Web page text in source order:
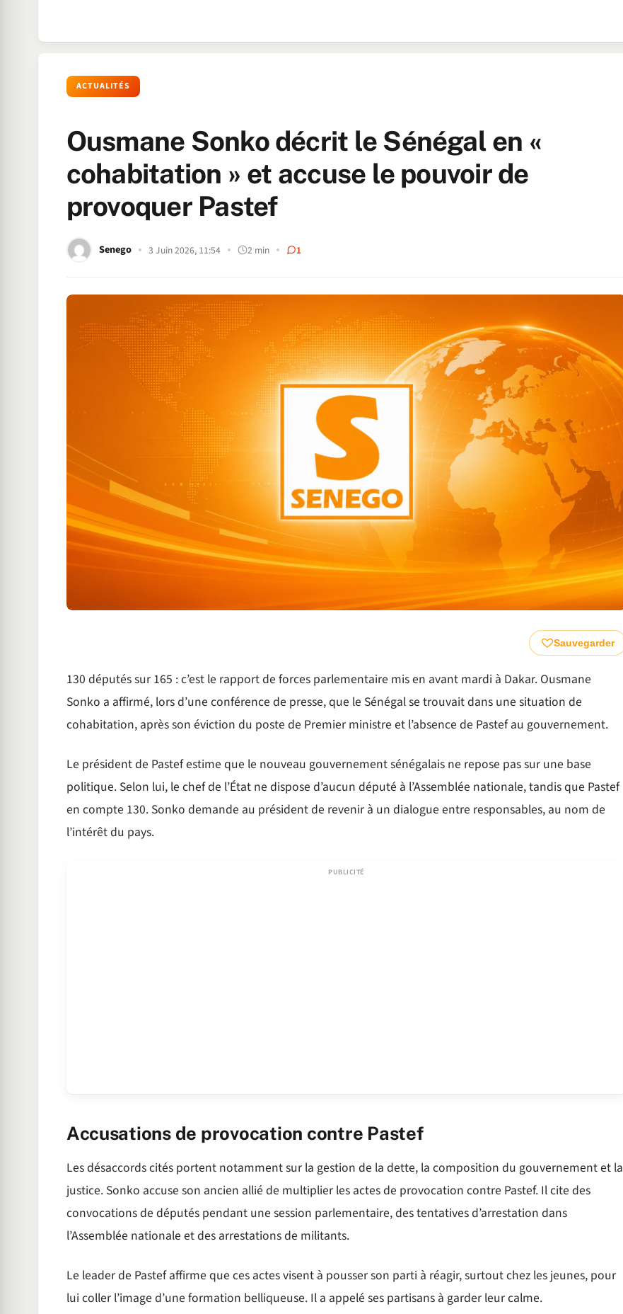
ACTUALITÉS
Ousmane Sonko décrit le Sénégal en «
cohabitation » et accuse le pouvoir de
provoquer Pastef
Senego 3 Juin 2026, 11:54 2 min 1
Sauvegarder
130 députés sur 165 : c’est le rapport de forces parlementaire mis en avant mardi à Dakar. Ousmane
Sonko a affirmé, lors d’une conférence de presse, que le Sénégal se trouvait dans une situation de
cohabitation, après son éviction du poste de Premier ministre et l’absence de Pastef au gouvernement.
Le président de Pastef estime que le nouveau gouvernement sénégalais ne repose pas sur une base
politique. Selon lui, le chef de l’État ne dispose d’aucun député à l’Assemblée nationale, tandis que Pastef
en compte 130. Sonko demande au président de revenir à un dialogue entre responsables, au nom de
l’intérêt du pays.
Accusations de provocation contre Pastef
Les désaccords cités portent notamment sur la gestion de la dette, la composition du gouvernement et la
justice. Sonko accuse son ancien allié de multiplier les actes de provocation contre Pastef. Il cite des
convocations de députés pendant une session parlementaire, des tentatives d’arrestation dans
l’Assemblée nationale et des arrestations de militants.
Le leader de Pastef affirme que ces actes visent à pousser son parti à réagir, surtout chez les jeunes, pour
lui coller l’image d’une formation belliqueuse. Il a appelé ses partisans à garder leur calme.